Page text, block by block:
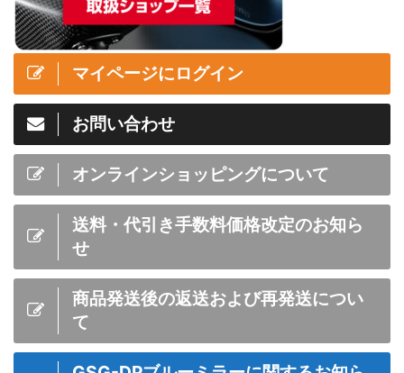
マイページにログイン
お問い合わせ
オンラインショッピングについて
送料・代引き手数料価格改定のお知ら
せ
商品発送後の返送および再発送につい
て